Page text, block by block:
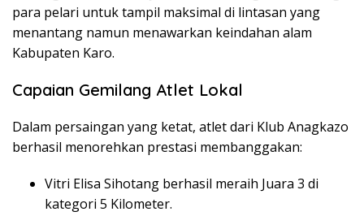
para pelari untuk tampil maksimal di lintasan yang
menantang namun menawarkan keindahan alam
Kabupaten Karo.
Capaian Gemilang Atlet Lokal
Dalam persaingan yang ketat, atlet dari Klub Anagkazo
berhasil menorehkan prestasi membanggakan:
Vitri Elisa Sihotang berhasil meraih Juara 3 di
kategori 5 Kilometer.